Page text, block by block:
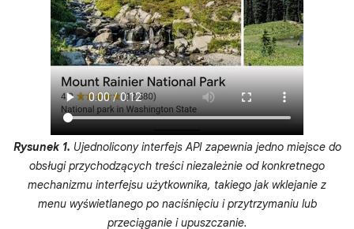
Rysunek 1. Ujednolicony interfejs API zapewnia jedno miejsce do
obsługi przychodzących treści niezależnie od konkretnego
mechanizmu interfejsu użytkownika, takiego jak wklejanie z
menu wyświetlanego po naciśnięciu i przytrzymaniu lub
przeciąganie i upuszczanie.